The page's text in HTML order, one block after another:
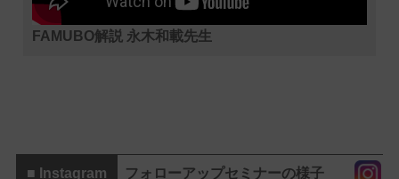
FAMUBO解説 永木和載先生
■ Instagram フォローアップセミナーの様子